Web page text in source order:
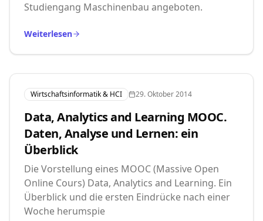
Studiengang Maschinenbau angeboten.
Weiterlesen
Wirtschaftsinformatik & HCI 29. Oktober 2014
Data, Analytics and Learning MOOC.
Daten, Analyse und Lernen: ein
Überblick
Die Vorstellung eines MOOC (Massive Open
Online Cours) Data, Analytics and Learning. Ein
Überblick und die ersten Eindrücke nach einer
Woche herumspie